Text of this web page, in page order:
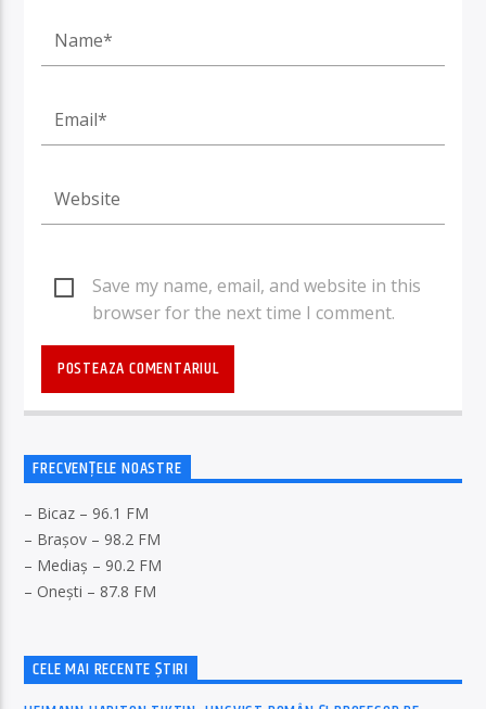
Save my name, email, and website in this
browser for the next time I comment.
FRECVENȚELE NOASTRE
– Bicaz – 96.1 FM
– Brașov – 98.2 FM
– Mediaș – 90.2 FM
– Onești – 87.8 FM
CELE MAI RECENTE ȘTIRI